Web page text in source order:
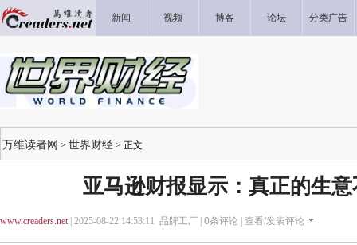
新闻 视频 博客 论坛 分类广告
万维读者网 > 世界财经 > 正文
亚马逊财报显示：真正的生意
www.creaders.net| 2025-08-22 14:53:11 品牌工厂 | 0条评论 | 查看/发表评论